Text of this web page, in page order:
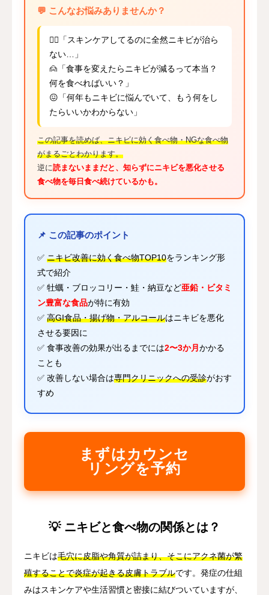
💬 こんなお悩みありませんか？
🙍‍♀️「スキンケアしてるのに全然ニキビが治ら
ない…」
🙍「食事を変えたらニキビが減るって本当？
何を食べればいい？」
😖「何年もニキビに悩んでいて、もう何をし
たらいいかわからない」
この記事を読めば、ニキビに効く食べ物・NGな食べ物
がまるごとわかります。
逆に読まないままだと、知らずにニキビを悪化させる
食べ物を毎日食べ続けているかも。
📌 この記事のポイント
✅ ニキビ改善に効く食べ物TOP10をランキング形
式で紹介
✅ 牡蠣・ブロッコリー・鮭・納豆など亜鉛・ビタミ
ン豊富な食品が特に有効
✅ 高GI食品・揚げ物・アルコールはニキビを悪化
させる要因に
✅ 食事改善の効果が出るまでには2〜3か月 かかる
ことも
✅ 改善しない場合は専門クリニックへの受診がおす
すめ
まずはカウンセ
リングを予約
💡 ニキビと食べ物の関係とは？
ニキビは毛穴に皮脂や角質が詰まり、そこにアクネ菌が繁
殖することで炎症が起きる皮膚トラブルです。発症の仕組
みはスキンケアや生活習慣と密接に結びついていますが、